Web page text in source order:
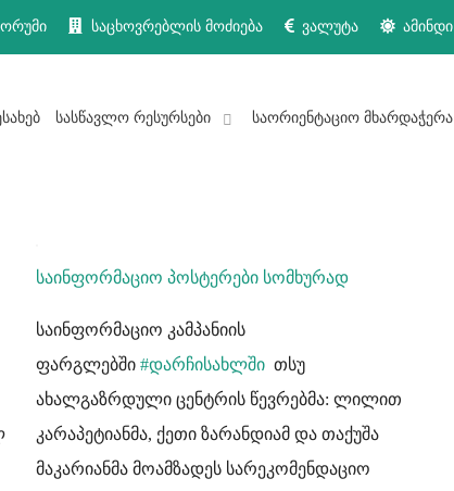
საცხოვრებლის მოძიება ვალუტა ამინდი
სასწავლო რესურსები საორიენტაციო მხარდაჭერა
საინფორმაციო პოსტერები სომხურად
საინფორმაციო კამპანიის
ფარგლებში #დარჩისახლში თსუ
ახალგაზრდული ცენტრის წევრებმა: ლილით
კარაპეტიანმა, ქეთი ზარანდიამ და თაქუშა
მაკარიანმა მოამზადეს სარეკომენდაციო